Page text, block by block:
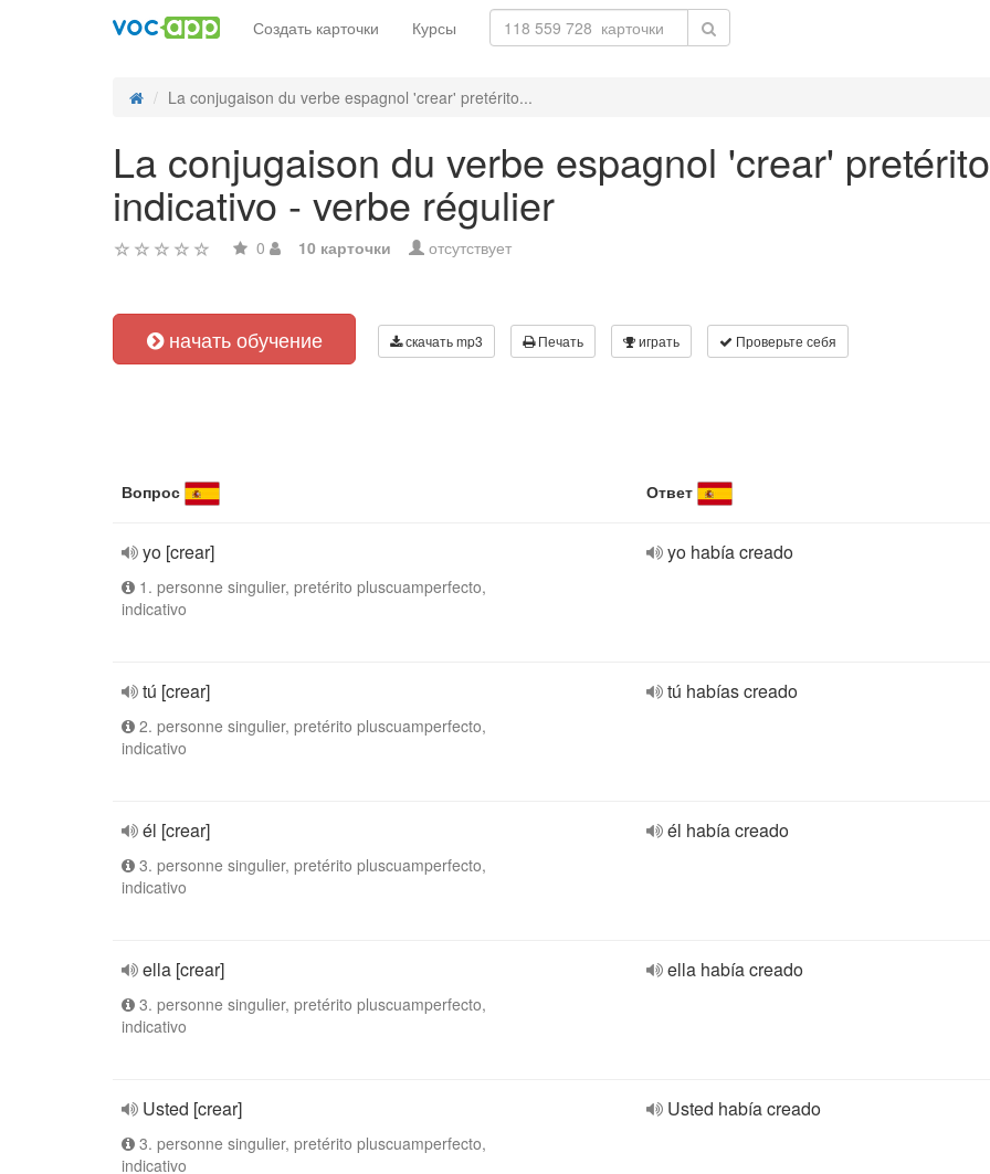
Создать карточки Курсы
La conjugaison du verbe espagnol 'crear' pretérito...
La conjugaison du verbe espagnol 'crear'
indicativo - verbe régulier
0 10 карточки отсутствует
начать обучение скачать mp3 Печать играть Проверьте себя
Вопрос Ответ
yo [crear]
1. personne singulier, pretérito pluscuamperfecto,
indicativo
yo había creado
tú [crear]
2. personne singulier, pretérito pluscuamperfecto,
indicativo
tú habías creado
él [crear]
3. personne singulier, pretérito pluscuamperfecto,
indicativo
él había creado
ella [crear]
3. personne singulier, pretérito pluscuamperfecto,
indicativo
ella había creado
Usted [crear]
3. personne singulier, pretérito pluscuamperfecto,
indicativo
Usted había creado